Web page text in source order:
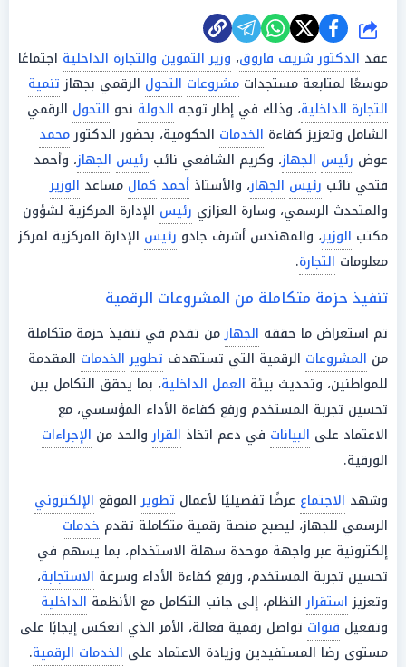
شارك
عقد الدكتور شريف فاروق، وزير التموين والتجارة الداخلية اجتماعًا
موسعًا لمتابعة مستجدات مشروعات التحول الرقمي بجهازتنمية
التجارة الداخلية، وذلك في إطار توجه الدولة نحو التحول الرقمي
الشامل وتعزيز كفاءة الخدمات الحكومية، بحضور الدكتورمحمد
عوض رئيس الجهاز، وكريم الشافعي نائب رئيس الجهاز، وأحمد
فتحي نائب رئيس الجهاز، والأستاذ أحمد كمال مساعد الوزير
والمتحدث الرسمي، وسارة العزازي رئيس الإدارة المركزية لشؤون
مكتب الوزير، والمهندس أشرف جادو رئيس الإدارة المركزية لمركز
معلومات التجارة.
تنفيذ حزمة متكاملة من المشروعات الرقمية
تم استعراض ما حققه الجهازمن تقدم في تنفيذ حزمة متكاملة
من المشروعات الرقمية التي تستهدف تطوير الخدمات المقدمة
للمواطنين، وتحديث بيئة العمل الداخلية، بما يحقق التكامل بين
تحسين تجربة المستخدم ورفع كفاءة الأداء المؤسسي، مع
الاعتماد على البيانات في دعم اتخاذ القراروالحد من الإجراءات
الورقية.
وشهد الاجتماع عرضًا تفصيليًا لأعمال تطويرالموقع الإلكتروني
الرسمي للجهاز، ليصبح منصة رقمية متكاملة تقدم خدمات
إلكترونية عبر واجهة موحدة سهلة الاستخدام، بما يسهم في
تحسين تجربة المستخدم، ورفع كفاءة الأداء وسرعة الاستجابة،
وتعزيزاستقرارالنظام، إلى جانب التكامل مع الأنظمة الداخلية
وتفعيل قنوات تواصل رقمية فعالة، الأمر الذي انعكس إيجابًا على
مستوى رضا المستفيدين وزيادة الاعتماد على الخدمات الرقمية.